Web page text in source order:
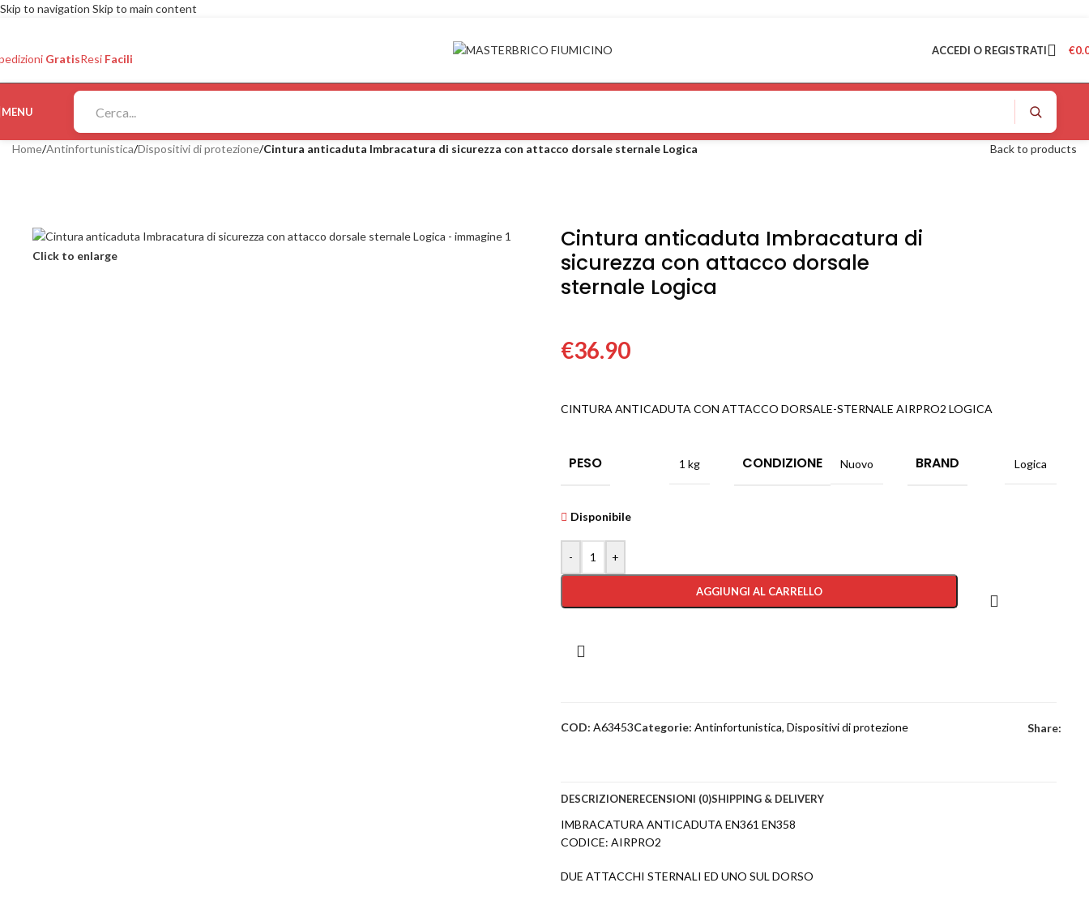
Skip to navigation Skip to main content
GratisResi Facili
ACCEDI O REGISTRATI €
MENU
Home/Antinfortunistica/Dispositivi di protezione/Cintura anticaduta Imbracatura di sicurezza con attacco dorsale sternale Logica Back to products
Click to enlarge
Cintura anticaduta Imbracatura di
sicurezza con attacco dorsale
sternale Logica
€36.90
CINTURA ANTICADUTA CON ATTACCO DORSALE-STERNALE AIRPRO2 LOGICA
PESO 1 kg CONDIZIONE Nuovo BRAND Logica
Disponibile
- +
AGGIUNGI AL CARRELLO
COD: A63453Categorie: Antinfortunistica, Dispositivi di protezione Share:
DESCRIZIONERECENSIONI (0)SHIPPING & DELIVERY
IMBRACATURA ANTICADUTA EN361 EN358
CODICE: AIRPRO2
DUE ATTACCHI STERNALI ED UNO SUL DORSO